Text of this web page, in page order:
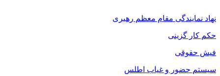
نهاد نمایندگی مقام معظم رهبری
حکم کار گزینی
فیش حقوقی
سیستم حضور و غیاب اطلس